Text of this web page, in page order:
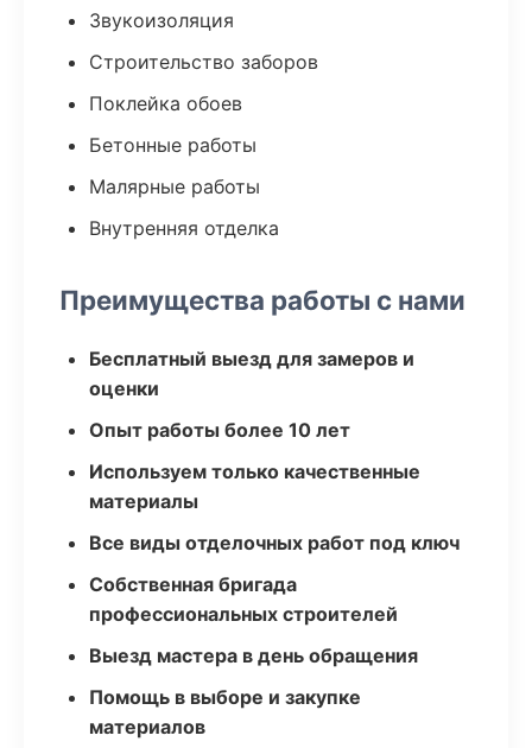
Звукоизоляция
Строительство заборов
Поклейка обоев
Бетонные работы
Малярные работы
Внутренняя отделка
Преимущества работы с нами
Бесплатный выезд для замеров и
оценки
Опыт работы более 10 лет
Используем только качественные
материалы
Все виды отделочных работ под ключ
Собственная бригада
профессиональных строителей
Выезд мастера в день обращения
Помощь в выборе и закупке
материалов